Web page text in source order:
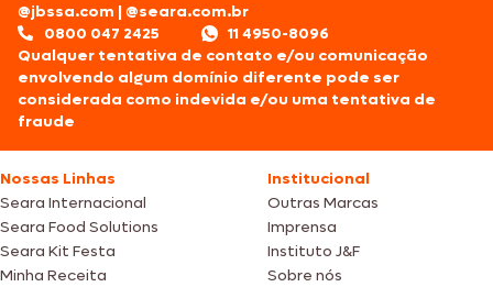
@jbssa.com |@seara.com.br
0800 047 2425
11 4950-8096
Qualquer tentativa de contato e/ou comunicação
envolvendo algum domínio diferente pode ser
considerada como indevida e/ou uma tentativa de
fraude
Nossas Linhas
Seara Internacional
Seara Food Solutions
Seara Kit Festa
Minha Receita
Institucional
Outras Marcas
Imprensa
Instituto J&F
Sobre nós